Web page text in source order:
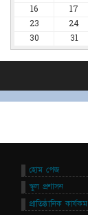
16
17
23
24
30
31
হোম পেজ
স্কুল প্রশাসন
প্রাতিষ্ঠানিক কার্যকম